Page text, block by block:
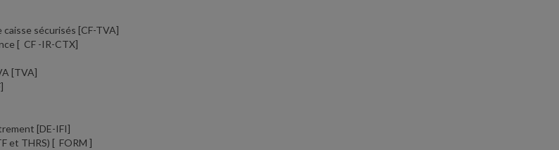
caisse sécurisés [CF-TVA]
[ CF -IR-CTX]
[TVA]
[DE-IFI]
et THRS) [ FORM ]